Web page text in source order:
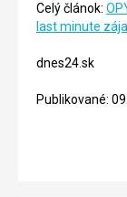
Celý článok:
last minute
dnes24.sk
Publikované: